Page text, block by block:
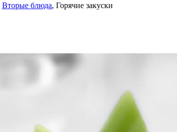
Вторые блюда, Горячие закуски